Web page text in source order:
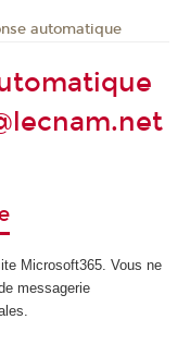
automatique
Microsoft365. Vous ne
messagerie